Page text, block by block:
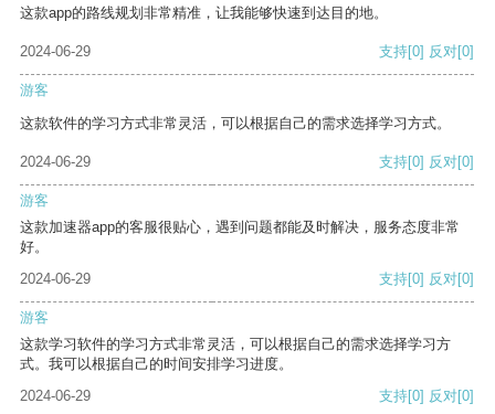
这款app的路线规划非常精准，让我能够快速到达目的地。
2024-06-29 支持[0] 反对[0]
游客
这款软件的学习方式非常灵活，可以根据自己的需求选择学习方式。
2024-06-29 支持[0] 反对[0]
游客
这款加速器app的客服很贴心，遇到问题都能及时解决，服务态度非常
好。
2024-06-29
支持[0] 反对[0]
游客
这款学习软件的学习方式非常灵活，可以根据自己的需求选择学习方
式。我可以根据自己的时间安排学习进度。
2024-06-29
支持[0] 反对[0]